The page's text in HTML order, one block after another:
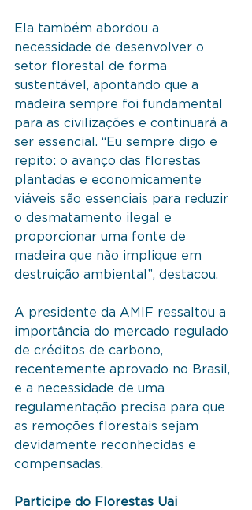
Ela também abordou a
necessidade de desenvolver o
setor florestal de forma
sustentável, apontando que a
madeira sempre foi fundamental
para as civilizações e continuará a
ser essencial. “Eu sempre digo e
repito: o avanço das florestas
plantadas e economicamente
viáveis são essenciais para reduzir
o desmatamento ilegal e
proporcionar uma fonte de
madeira que não implique em
destruição ambiental”, destacou.
A presidente da AMIF ressaltou a
importância do mercado regulado
de créditos de carbono,
recentemente aprovado no Brasil,
e a necessidade de uma
regulamentação precisa para que
as remoções florestais sejam
devidamente reconhecidas e
compensadas.
Participe do Florestas Uai